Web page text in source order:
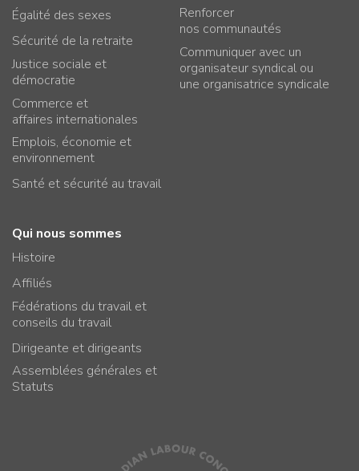
Égalité des sexes
Sécurité de la retraite
Justice sociale et
démocratie
Commerce et
affaires internationales
Emplois, économie et
environnement
Santé et sécurité au travail
Renforcer
nos communautés
Communiquer avec un
organisateur syndical ou
une organisatrice syndicale
Qui nous sommes
Histoire
Affiliés
Fédérations du travail et
conseils du travail
Dirigeante et dirigeants
Assemblées générales et
Statuts